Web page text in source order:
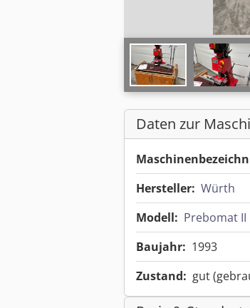
Daten zur
Hersteller: Würth
Modell: Prebomat II
Baujahr: 1993
Zustand: gut